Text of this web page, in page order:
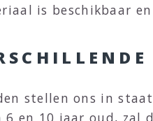
is beschikbaar
stellen ons in
en 10 jaar oud, zal